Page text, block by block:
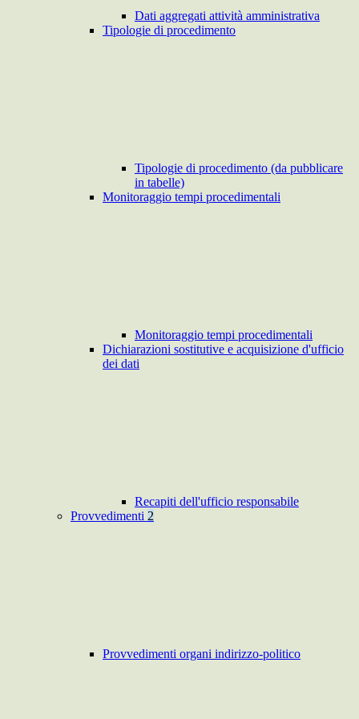
Dati aggregati attività amministrativa
Tipologie di procedimento
Tipologie di procedimento (da pubblicare
in tabelle)
Monitoraggio tempi procedimentali
Monitoraggio tempi procedimentali
Dichiarazioni sostitutive e acquisizione d'ufficio
dei dati
Recapiti dell'ufficio responsabile
Provvedimenti 2
Provvedimenti organi indirizzo-politico